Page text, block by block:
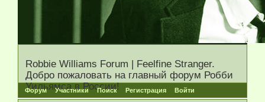
Robbie Williams Forum | Feelfine Stranger.
Добро пожаловать на главный форум Робби
Уильямса в России!
Форум Участники Поиск Регистрация Войти